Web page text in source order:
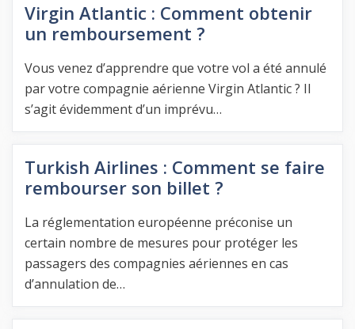
Virgin Atlantic : Comment obtenir
un remboursement ?
Vous venez d’apprendre que votre vol a été annulé
par votre compagnie aérienne Virgin Atlantic ? Il
s’agit évidemment d’un imprévu…
Turkish Airlines : Comment se faire
rembourser son billet ?
La réglementation européenne préconise un
certain nombre de mesures pour protéger les
passagers des compagnies aériennes en cas
d’annulation de…